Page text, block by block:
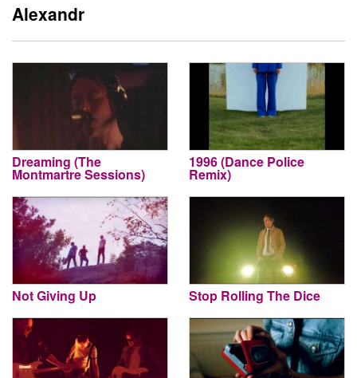
Alexandr
Dreaming (The
Montmartre Sessions)
1996 (Dance Police
Remix)
Not Giving Up Stop Rolling The Dice